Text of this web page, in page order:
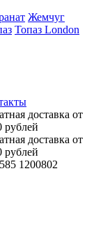
Жемчуг
Топаз London
доставка от
рублей
доставка от
рублей
1200802